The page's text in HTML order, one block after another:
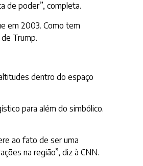
de poder”, completa.
em 2003. Como tem
Trump.
dentro do espaço
para além do simbólico.
ao fato de ser uma
na região”, diz à CNN.